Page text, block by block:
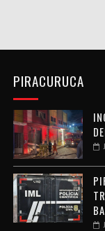
PIRACURUCA